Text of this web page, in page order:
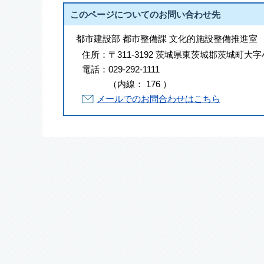
このページについてのお問い合わせ先
都市建設部 都市整備課 文化的施設整備推進室
住所： 〒311-3192 茨城県東茨城郡茨城町大
電話： 029-292-1111
（内線 ： 176 ）
メールでのお問合わせはこちら